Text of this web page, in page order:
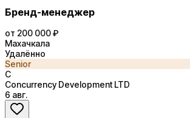
Бренд-менеджер
от 200 000 ₽
Махачкала
Удалённо
Senior
C
Concurrency Development LTD
6 авг.